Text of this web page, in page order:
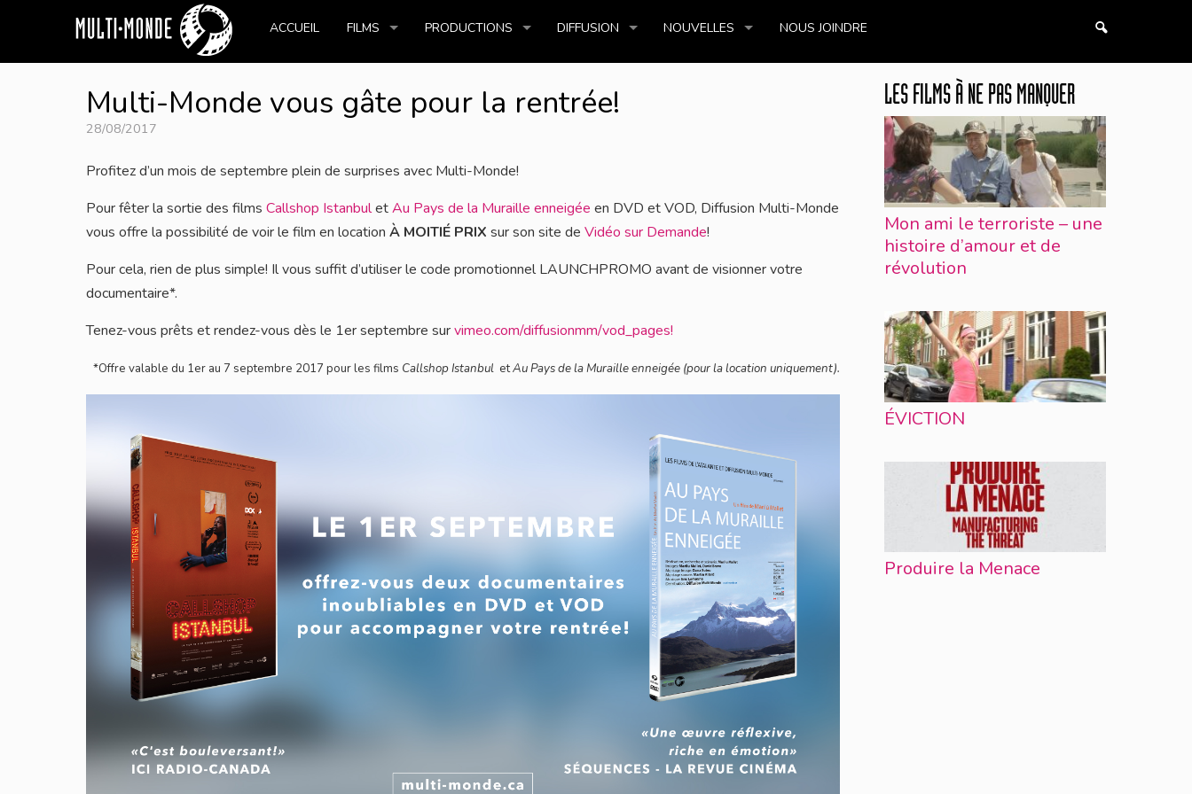
ACCUEIL FILMS PRODUCTIONS DIFFUSION NOUVELLES NOUS JOINDRE
Multi-Monde vous gâte pour la rentrée!
28/08/2017
Profitez d’un mois de septembre plein de surprises avec Multi-Monde!
Pour fêter la sortie des films Callshop IstanbuletAu Pays de la Muraille enneigée en DVD et VOD, Diffusion Multi-Monde
vous offre la possibilité de voir le film en location À MOITIÉ PRIX sur son site de Vidéo sur Demande!
Pour cela, rien de plus simple! Il vous suffit d’utiliser le code promotionnel LAUNCHPROMO avant de visionner votre
documentaire*.
Tenez-vous prêts et rendez-vous dès le 1er septembre survimeo.com/diffusionmm/vod_pages!
*Offre valable du 1er au 7 septembre 2017 pour les films Callshop Istanbul etAu Pays de la Muraille enneigée (pour la location uniquement).
LES FILMS À NE PAS MANQUER
Mon ami le terroriste – une
histoire d’amour et de
révolution
ÉVICTION
Produire la Menace